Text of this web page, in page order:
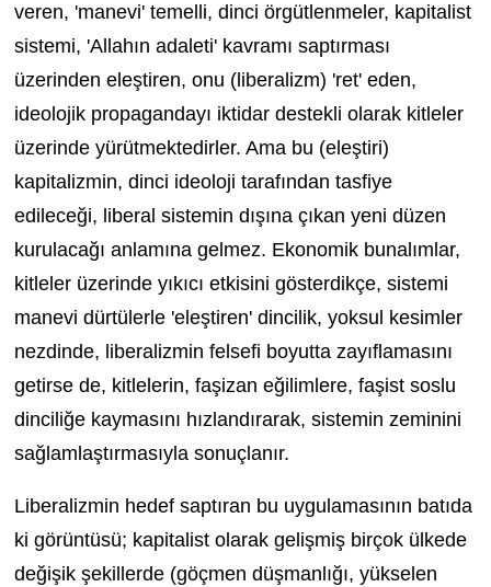
veren, 'manevi' temelli, dinci örgütlenmeler, kapitalist
sistemi, 'Allahın adaleti' kavramı saptırması
üzerinden eleştiren, onu (liberalizm) 'ret' eden,
ideolojik propagandayı iktidar destekli olarak kitleler
üzerinde yürütmektedirler. Ama bu (eleştiri)
kapitalizmin, dinci ideoloji tarafından tasfiye
edileceği, liberal sistemin dışına çıkan yeni düzen
kurulacağı anlamına gelmez. Ekonomik bunalımlar,
kitleler üzerinde yıkıcı etkisini gösterdikçe, sistemi
manevi dürtülerle 'eleştiren' dincilik, yoksul kesimler
nezdinde, liberalizmin felsefi boyutta zayıflamasını
getirse de, kitlelerin, faşizan eğilimlere, faşist soslu
dinciliğe kaymasını hızlandırarak, sistemin zeminini
sağlamlaştırmasıyla sonuçlanır.
Liberalizmin hedef saptıran bu uygulamasının batıda
ki görüntüsü; kapitalist olarak gelişmiş birçok ülkede
değişik şekillerde (göçmen düşmanlığı, yükselen